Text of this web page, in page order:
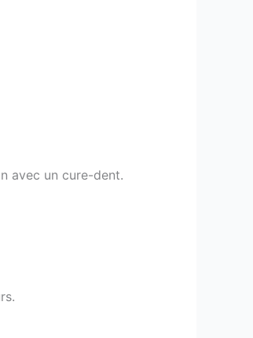
avec un cure-dent.